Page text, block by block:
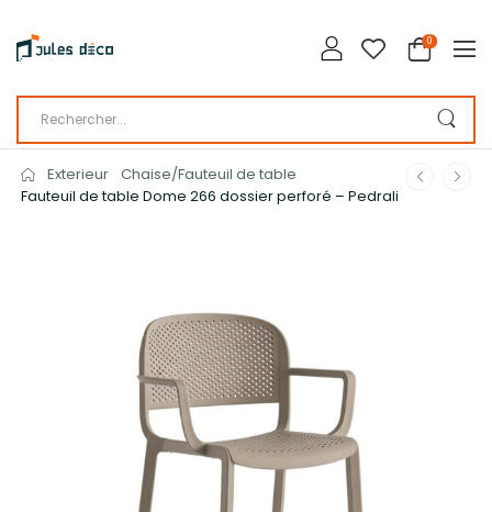
0
Exterieur Chaise/Fauteuil de table
Fauteuil de table Dome 266 dossier perforé – Pedrali